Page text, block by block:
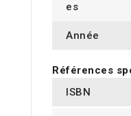
es
Année
Références
ISBN